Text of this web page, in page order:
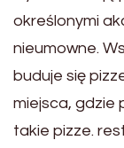
określonymi
nieumowne.
buduje się
miejsca, gdzie
takie pizze.